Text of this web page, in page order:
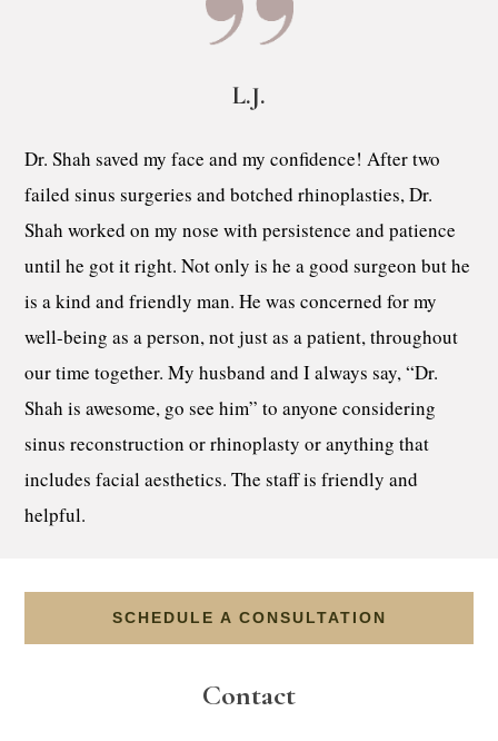
L.J.
Dr. Shah saved my face and my confidence! After two
failed sinus surgeries and botched rhinoplasties, Dr.
Shah worked on my nose with persistence and patience
until he got it right. Not only is he a good surgeon but he
is a kind and friendly man. He was concerned for my
well-being as a person, not just as a patient, throughout
our time together. My husband and I always say, “Dr.
Shah is awesome, go see him” to anyone considering
sinus reconstruction or rhinoplasty or anything that
includes facial aesthetics. The staff is friendly and
helpful.
SCHEDULE A CONSULTATION
Contact